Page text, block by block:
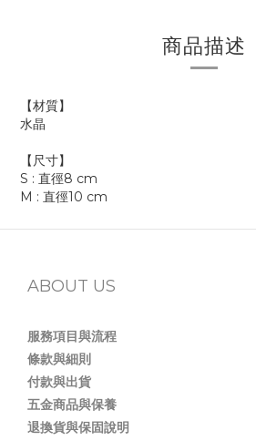
商品描述
【材質】
水晶
【尺寸】
S : 直徑8 cm
M : 直徑10 cm
ABOUT US
服務項目與流程
條款與細則
付款與出貨
五金商品與保養
退換貨與保固說明